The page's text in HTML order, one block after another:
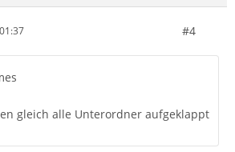
#4
gleich alle Unterordner aufgeklappt